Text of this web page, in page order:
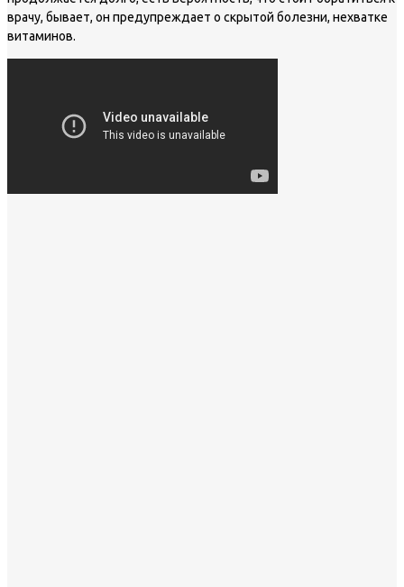
врачу, бывает, он предупреждает о скрытой болезни, нехватке
витаминов.